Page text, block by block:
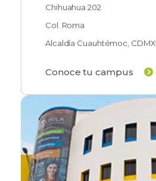
Chihuahua 202
Col. Roma
Alcaldía Cuauhtémoc, CDMX
Conoce tu campus